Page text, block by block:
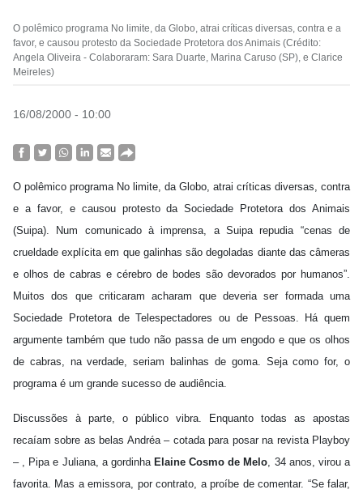
O polêmico programa No limite, da Globo, atrai críticas diversas, contra e a
favor, e causou protesto da Sociedade Protetora dos Animais (Crédito:
Angela Oliveira - Colaboraram: Sara Duarte, Marina Caruso (SP), e Clarice
Meireles)
16/08/2000 - 10:00
O polêmico programa No limite, da Globo, atrai críticas diversas, contra
e a favor, e causou protesto da Sociedade Protetora dos Animais
(Suipa). Num comunicado à imprensa, a Suipa repudia “cenas de
crueldade explícita em que galinhas são degoladas diante das câmeras
e olhos de cabras e cérebro de bodes são devorados por humanos”.
Muitos dos que criticaram acharam que deveria ser formada uma
Sociedade Protetora de Telespectadores ou de Pessoas. Há quem
argumente também que tudo não passa de um engodo e que os olhos
de cabras, na verdade, seriam balinhas de goma. Seja como for, o
programa é um grande sucesso de audiência.
Discussões à parte, o público vibra. Enquanto todas as apostas
recaíam sobre as belas Andréa – cotada para posar na revista Playboy
– , Pipa e Juliana, a gordinha Elaine Cosmo de Melo, 34 anos, virou a
favorita. Mas a emissora, por contrato, a proíbe de comentar. “Se falar,